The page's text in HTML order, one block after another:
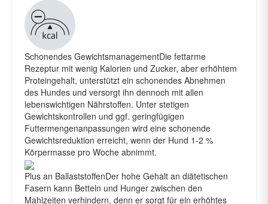
Schonendes GewichtsmanagementDie fettarme
Rezeptur mit wenig Kalorien und Zucker, aber erhöhtem
Proteingehalt, unterstützt ein schonendes Abnehmen
des Hundes und versorgt ihn dennoch mit allen
lebenswichtigen Nährstoffen. Unter stetigen
Gewichtskontrollen und ggf. geringfügigen
Futtermengenanpassungen wird eine schonende
Gewichtsreduktion erreicht, wenn der Hund 1-2 %
Körpermasse pro Woche abnimmt.
Plus an BallaststoffenDer hohe Gehalt an diätetischen
Fasern kann Betteln und Hunger zwischen den
Mahlzeiten verhindern, denn er sorgt für ein erhöhtes